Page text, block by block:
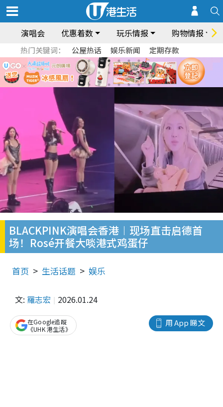
演唱会 优惠着数 玩乐情报 购物情报
热门关键词： 公屋热话 娱乐新闻 定期存款
BLACKPINK演唱会香港︱现场直击启德首
场！Rosé开餐大啖港式鸡蛋仔
首页 生活话题 娱乐
文: 羅志宏 2026.01.24
用 App 睇文
在Google追蹤
《UHK 港生活》